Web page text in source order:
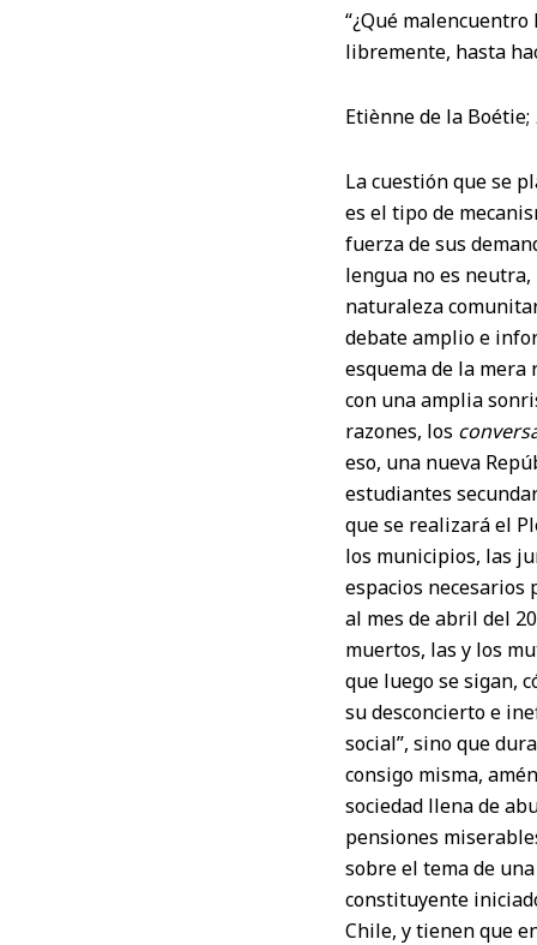
“¿Qué
libremente, hasta
Etiènne de la Boétie;
La cuestión que se
es el tipo de
fuerza de sus
lengua no es
naturaleza
debate amplio e
esquema de la
con una amplia
razones, los
eso, una nueva
estudiantes
que se realizará el
los municipios, las
espacios
al mes de abril del
muertos, las y los
que luego se sigan,
su desconcierto e
social”, sino que
consigo misma,
sociedad llena de
pensiones
sobre el tema de
constituyente
Chile, y tienen que